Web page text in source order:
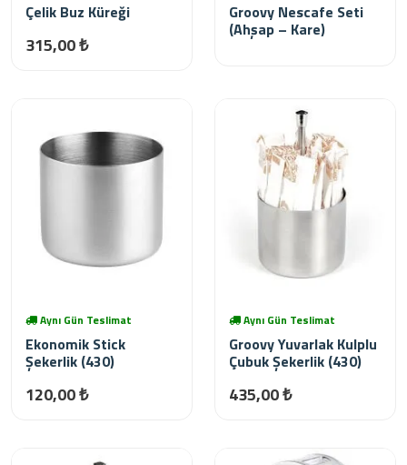
Çelik Buz Küreği
315,00 ₺
Groovy Nescafe Seti
(Ahşap – Kare)
Aynı Gün Teslimat
Ekonomik Stick
Şekerlik (430)
120,00 ₺
Aynı Gün Teslimat
Groovy Yuvarlak Kulplu
Çubuk Şekerlik (430)
435,00 ₺